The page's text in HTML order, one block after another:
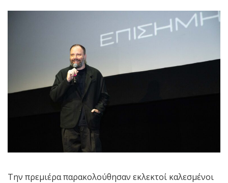
Την πρεμιέρα παρακολούθησαν εκλεκτοί καλεσμένοι